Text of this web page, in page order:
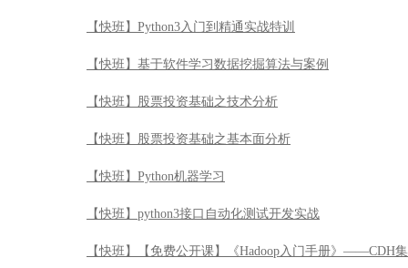
【快班】Python3入门到精通实战特训
【快班】基于软件学习数据挖掘算法与案例
【快班】股票投资基础之技术分析
【快班】股票投资基础之基本面分析
【快班】Python机器学习
【快班】python3接口自动化测试开发实战
【快班】【免费公开课】《Hadoop入门手册》——CDH